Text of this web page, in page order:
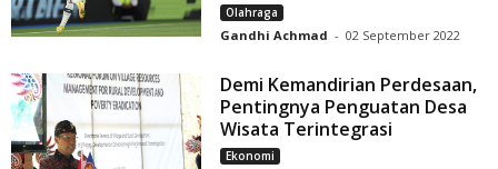
Olahraga
Gandhi Achmad - 02 September 2022
Demi Kemandirian Perdesaan,
Pentingnya Penguatan Desa
Wisata Terintegrasi
Ekonomi